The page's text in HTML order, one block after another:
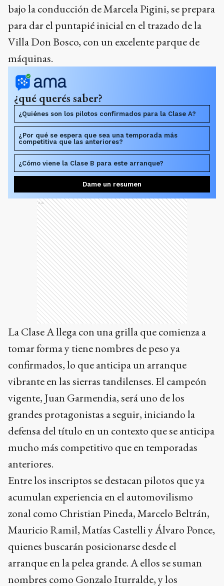
bajo la conducción de Marcela Pigini, se prepara
para dar el puntapié inicial en el trazado de la
Villa Don Bosco, con un excelente parque de
máquinas.
¿qué querés saber?
¿Quiénes son los pilotos confirmados para la Clase A?
¿Por qué se espera que sea una temporada más
competitiva que las anteriores?
¿Cómo viene la Clase B para este arranque?
Dame un resumen
Ads
La Clase A llega con una grilla que comienza a
tomar forma y tiene nombres de peso ya
confirmados, lo que anticipa un arranque
vibrante en las sierras tandilenses. El campeón
vigente, Juan Garmendia, será uno de los
grandes protagonistas a seguir, iniciando la
defensa del título en un contexto que se anticipa
mucho más competitivo que en temporadas
anteriores.
Entre los inscriptos se destacan pilotos que ya
acumulan experiencia en el automovilismo
zonal como Christian Pineda, Marcelo Beltrán,
Mauricio Ramil, Matías Castelli y Álvaro Ponce,
quienes buscarán posicionarse desde el
arranque en la pelea grande. A ellos se suman
nombres como Gonzalo Iturralde, y los